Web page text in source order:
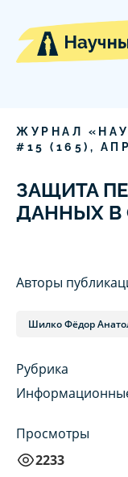
ЖУРНАЛ
# 15 ( 165),
ЗАЩИТА
ДАННЫХ В
Авторы
Шилко Фёдор
Рубрика
Просмотры
2233